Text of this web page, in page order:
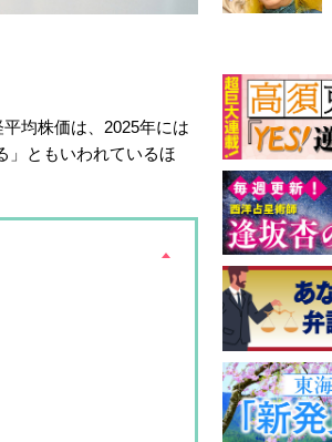
均株価は、2025年には
」ともいわれているほ